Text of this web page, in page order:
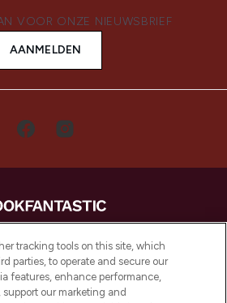
VOOR ONZE NIEUWSBRIEF
AANMELDEN
is de ultieme online
van Europa, met de
haarproducten en
meer dan 200 topmerken.
tracking tools on this site, which
parties, to operate and secure our
features, enhance performance,
support our marketing and